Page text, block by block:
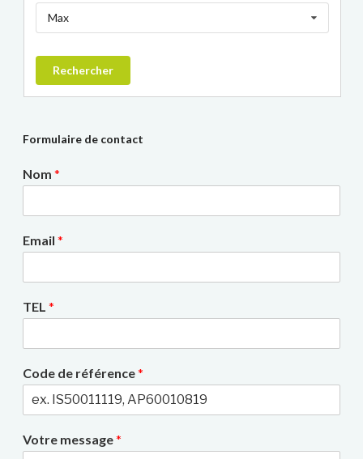
Max
Rechercher
Formulaire de contact
Nom *
Email *
TEL *
Code de référence*
Votre message*